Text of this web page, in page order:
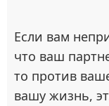
Если вам
что ваш
то против
вашу жизнь,